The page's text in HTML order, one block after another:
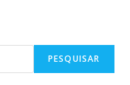
PESQUISAR